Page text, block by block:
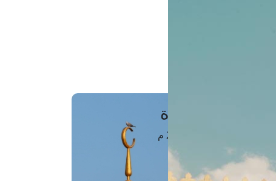
مَواقِيتُ الصَّـــلاة
الفجر
4 :40